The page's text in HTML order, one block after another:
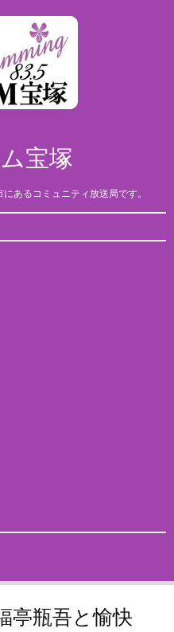
宝塚
あるコミュニティ放送局です。
亭瓶吾と愉快